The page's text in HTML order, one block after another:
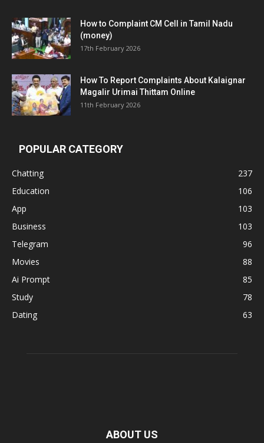
How to Complaint CM Cell in Tamil Nadu
(money)
17th February 2026
How To Report Complaints About Kalaignar
Magalir Urimai Thittam Online
11th February 2026
POPULAR CATEGORY
Chatting
237
Education
106
App
103
Business
103
Telegram
96
Movies
88
Ai Prompt
85
Study
78
Dating
63
ABOUT US